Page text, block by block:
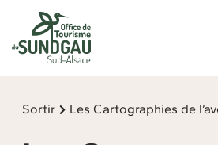
Sortir Les Cartographies de
Panneau de gestion des cookies